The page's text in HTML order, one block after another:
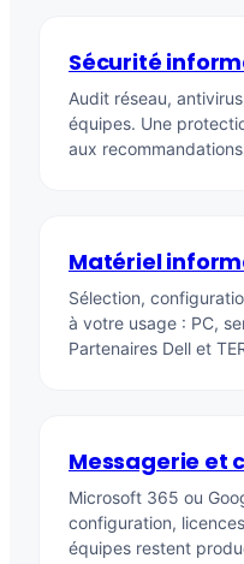
Sécurité
Audit réseau,
équipes. Une
aux
Matériel
Sélection,
à votre usage : PC,
Partenaires Dell et
Messagerie et
Microsoft 365 ou
configuration,
équipes restent